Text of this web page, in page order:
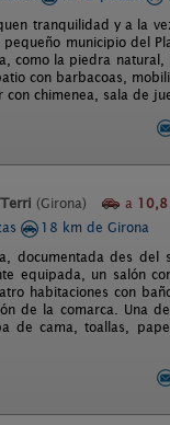
tranquilidad y a la
municipio del
como la piedra
con barbacoas,
chimenea, sala de
(Girona) a
18 km de Girona
documentada des
equipada, un salón
habitaciones con
de la comarca. Una
de cama, toallas,